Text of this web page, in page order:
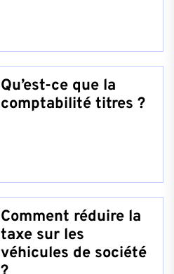
Qu’est-ce que la
comptabilité titres ?
Comment réduire la
taxe sur les
véhicules de société